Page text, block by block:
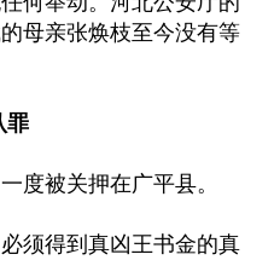
母亲张焕枝至今没有等
罪
度被关押在广平县。
须得到真凶王书金的真